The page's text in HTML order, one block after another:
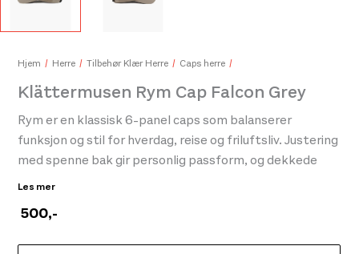
Hjem Herre Tilbehør Klær Herre Caps herre
Klättermusen Rym Cap Falcon Grey
500,-
Rym er en klassisk 6-panel caps som balanserer
funksjon og stil for hverdag, reise og friluftsliv. Justering
med spenne bak gir personlig passform, og dekkede
innersømmer sørger for behagelig komfort. Den
et tydelig uttrykk.
Les mer